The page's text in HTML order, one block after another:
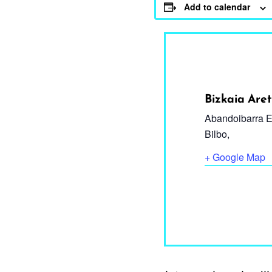
Add to calendar
Bizkaia
Abandoibarra
Bilbo,
+ Google Map